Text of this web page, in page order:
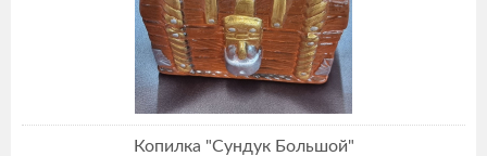
Копилка "Сундук Большой"